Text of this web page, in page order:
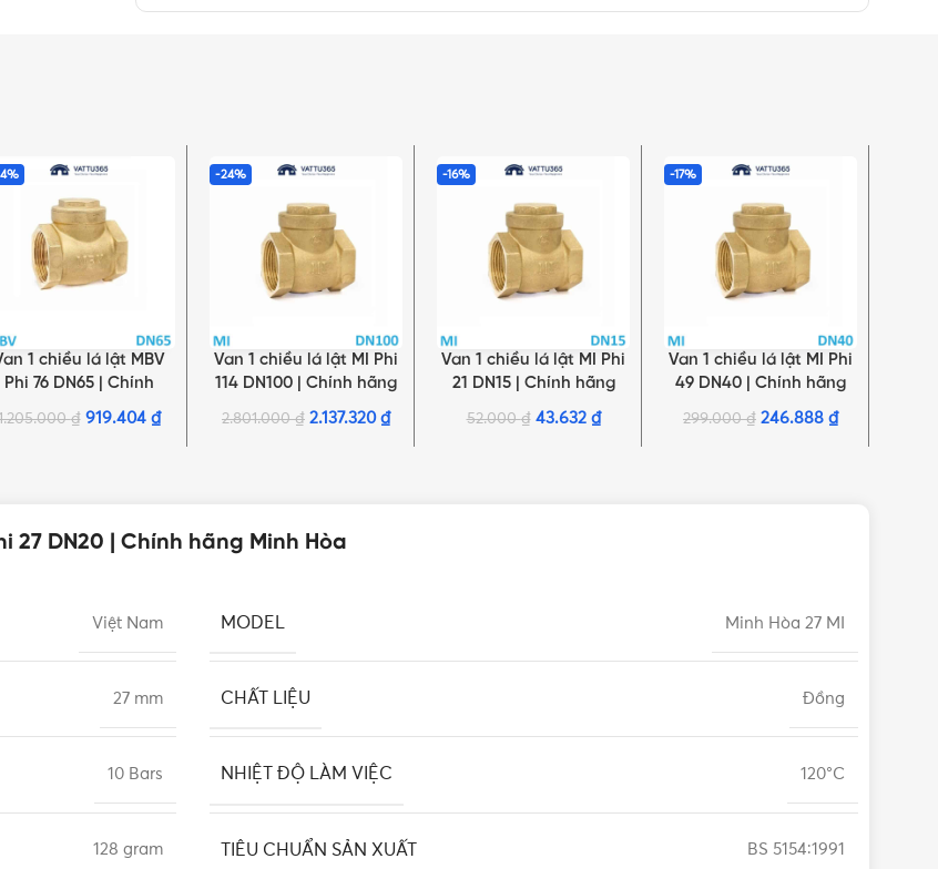
VÀO GIỎ HÀNG
1 chiều lá lật MBV
Phi 76 DN65 | Chính
hãng Minh Hòa
₫ 919.404 ₫
-24%
THÊM VÀO GIỎ HÀNG
Van 1 chiều lá lật MI Phi
114 DN100 | Chính hãng
Minh Hòa
2.801.000₫ 2.137.320 ₫
-16%
THÊM VÀO GIỎ HÀNG
Van 1 chiều lá lật MI Phi
21 DN15 | Chính hãng
Minh Hòa
52.000₫ 43.632 ₫
-17%
THÊM VÀO GIỎ HÀNG
Van 1 chiều lá lật MI Phi
49 DN40 | Chính hãng
Minh Hòa
299.000₫ 246.888 ₫
27 DN20 | Chính hãng Minh Hòa
Việt Nam MODEL Minh Hòa 27 MI
27 mm CHẤT LIỆU Đồng
10 Bars NHIỆT ĐỘ LÀM VIỆC 120°C
128 gram TIÊU CHUẨN SẢN XUẤT BS 5154:1991